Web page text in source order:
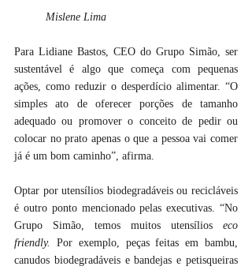
Mislene Lima
Para Lidiane Bastos, CEO do Grupo Simão, ser
sustentável é algo que começa com pequenas
ações, como reduzir o desperdício alimentar. “O
simples ato de oferecer porções de tamanho
adequado ou promover o conceito de pedir ou
colocar no prato apenas o que a pessoa vai comer
já é um bom caminho”, afirma.
Optar por utensílios biodegradáveis ou recicláveis
é outro ponto mencionado pelas executivas. “No
Grupo Simão, temos muitos utensílios eco
friendly.
Por exemplo, peças feitas em bambu,
canudos biodegradáveis e bandejas e petisqueiras